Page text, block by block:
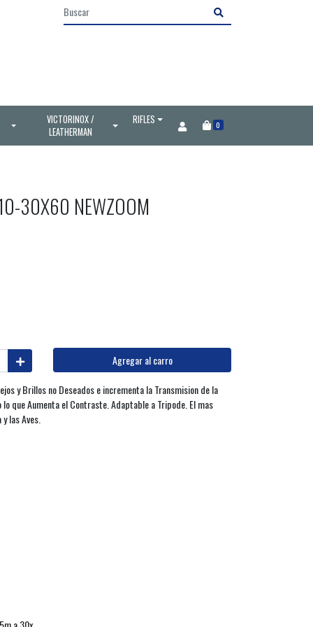
VICTORINOX /
LEATHERMAN
RIFLES 0
30X60 NEWZOOM
Agregar al carro
y Brillos no Deseados e incrementa la Transmision de la
que Aumenta el Contraste. Adaptable a Tripode. El mas
las Aves.